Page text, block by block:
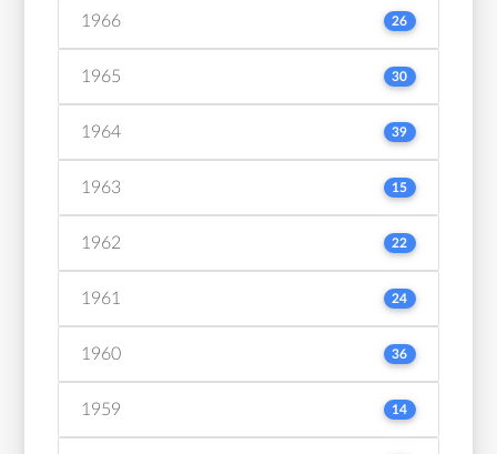
1966 26
1965 30
1964 39
1963 15
1962 22
1961 24
1960 36
1959 14